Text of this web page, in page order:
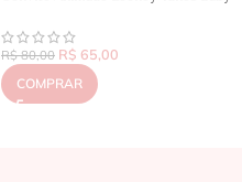
R$80,00 R$ 65,00
COMPRAR